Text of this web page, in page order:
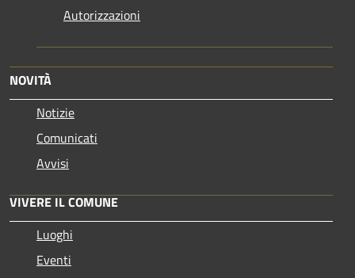
Autorizzazioni
NOVITÀ
Notizie
Comunicati
Avvisi
VIVERE IL COMUNE
Luoghi
Eventi